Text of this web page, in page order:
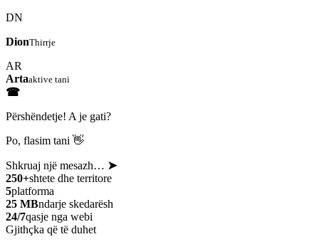
DN
DionThirrje
AR
Artaaktive tani
☎
Përshëndetje! A je gati?
Po, flasim tani 👋
Shkruaj një mesazh… ➤
250+shtete dhe territore
5platforma
25 MBndarje skedarësh
24/7qasje nga webi
Gjithçka që të duhet